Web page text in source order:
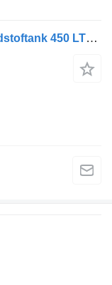
Топливный бак DAF 2198109 Brandstoftank 450 LTR 155X68X51CM ALS Nieuw для грузовика